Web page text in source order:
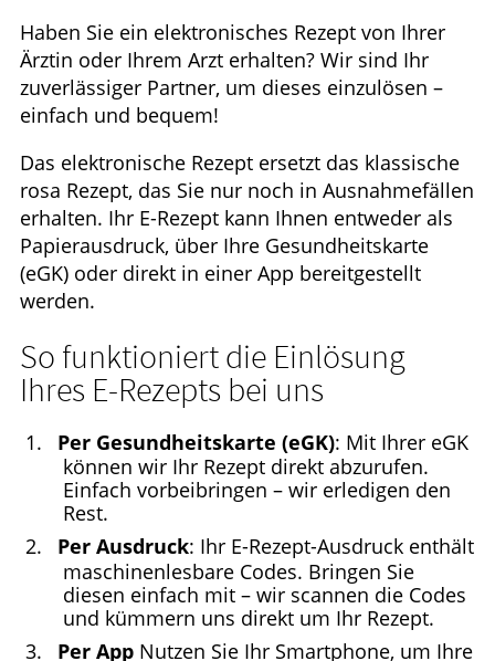
Haben Sie ein elektronisches Rezept von Ihrer
Ärztin oder Ihrem Arzt erhalten? Wir sind Ihr
zuverlässiger Partner, um dieses einzulösen –
einfach und bequem!
Das elektronische Rezept ersetzt das klassische
rosa Rezept, das Sie nur noch in Ausnahmefällen
erhalten. Ihr E-Rezept kann Ihnen entweder als
Papierausdruck, über Ihre Gesundheitskarte
(eGK) oder direkt in einer App bereitgestellt
werden.
So funktioniert die Einlösung
Ihres E-Rezepts bei uns
Per Gesundheitskarte (eGK): Mit Ihrer eGK
können wir Ihr Rezept direkt abzurufen.
Einfach vorbeibringen – wir erledigen den
Rest.
Per Ausdruck: Ihr E-Rezept-Ausdruck enthält
maschinenlesbare Codes. Bringen Sie
diesen einfach mit – wir scannen die Codes
und kümmern uns direkt um Ihr Rezept.
Per App Nutzen Sie Ihr Smartphone, um Ihre